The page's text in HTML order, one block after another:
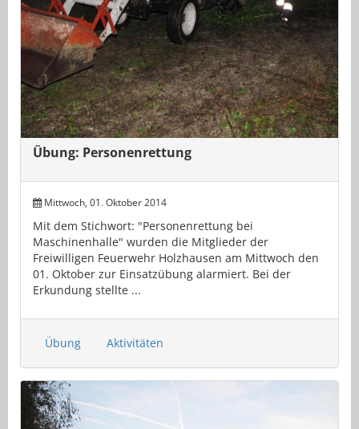
Übung: Personenrettung
Mittwoch, 01. Oktober 2014
Mit dem Stichwort: "Personenrettung bei
Maschinenhalle" wurden die Mitglieder der
Freiwilligen Feuerwehr Holzhausen am Mittwoch den
01. Oktober zur Einsatzübung alarmiert. Bei der
Erkundung stellte ...
Übung Aktivitäten